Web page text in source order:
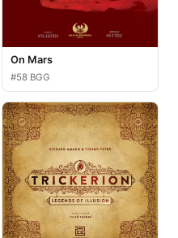
On Mars
#58 BGG